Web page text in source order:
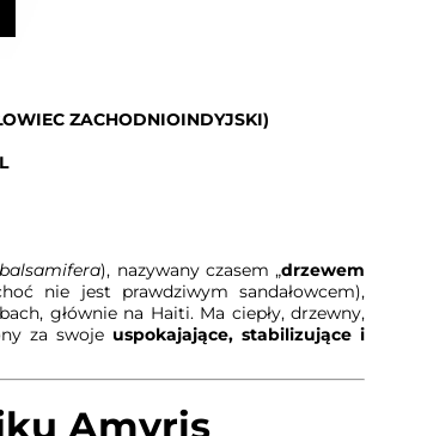
ZACHODNIOINDYJSKI)
), nazywany czasem „drzewem
nie jest prawdziwym sandałowcem),
głównie na Haiti. Ma ciepły, drzewny,
za swoje uspokajające, stabilizujące i
Amyris